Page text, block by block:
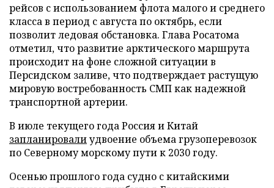
рейсов с использованием флота малого и среднего
класса в период с августа по октябрь, если
позволит ледовая обстановка. Глава Росатома
отметил, что развитие арктического маршрута
происходит на фоне сложной ситуации в
Персидском заливе, что подтверждает растущую
мировую востребованность СМП как надежной
транспортной артерии.
В июле текущего года Россия и Китай
запланировалиудвоение объема грузоперевозок
по Северному морскому пути к 2030 году.
Осенью прошлого года судно с китайскими